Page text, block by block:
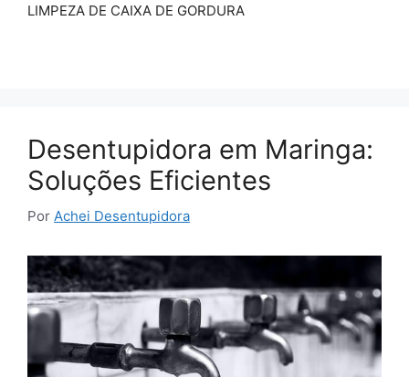
LIMPEZA DE CAIXA DE GORDURA
Desentupidora em Maringa:
Soluções Eficientes
Por Achei Desentupidora